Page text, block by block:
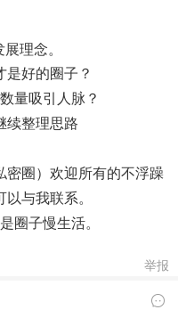
理念。
是好的圈子？
量吸引人脉？
续整理思路
密圈）欢迎所有的不浮躁
与我联系。
圈子慢生活。
举报